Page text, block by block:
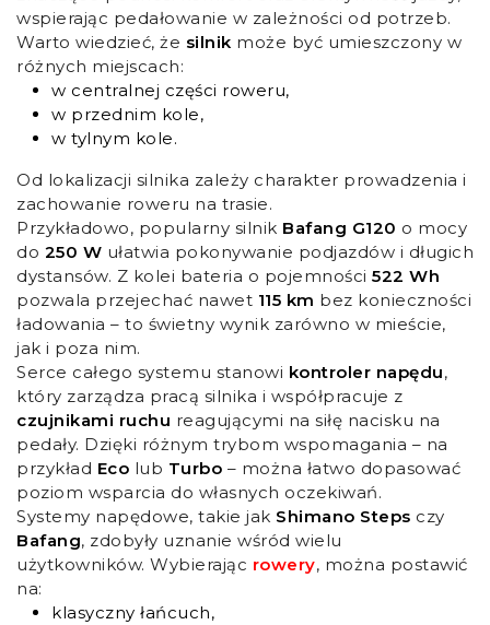
wspierając pedałowanie w zależności od potrzeb.
Warto wiedzieć, że silnik może być umieszczony w
różnych miejscach:
w centralnej części roweru,
w przednim kole,
w tylnym kole.
Od lokalizacji silnika zależy charakter prowadzenia i
zachowanie roweru na trasie.
Przykładowo, popularny silnik Bafang G120 o mocy
do 250 W ułatwia pokonywanie podjazdów i długich
dystansów. Z kolei bateria o pojemności 522 Wh
pozwala przejechać nawet 115 km bez konieczności
ładowania – to świetny wynik zarówno w mieście,
jak i poza nim.
Serce całego systemu stanowi kontroler napędu,
który zarządza pracą silnika i współpracuje z
czujnikami ruchu reagującymi na siłę nacisku na
pedały. Dzięki różnym trybom wspomagania – na
przykład Eco lub Turbo – można łatwo dopasować
poziom wsparcia do własnych oczekiwań.
Systemy napędowe, takie jak Shimano Steps czy
Bafang, zdobyły uznanie wśród wielu
użytkowników. Wybierając rowery, można postawić
na:
klasyczny łańcuch,